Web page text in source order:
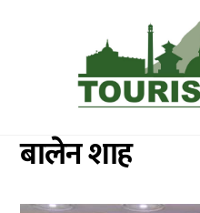
बालेन शाह